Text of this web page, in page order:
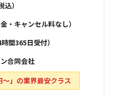
）
・キャンセル料なし）
間365日受付）
合同会社
」の業界最安クラス